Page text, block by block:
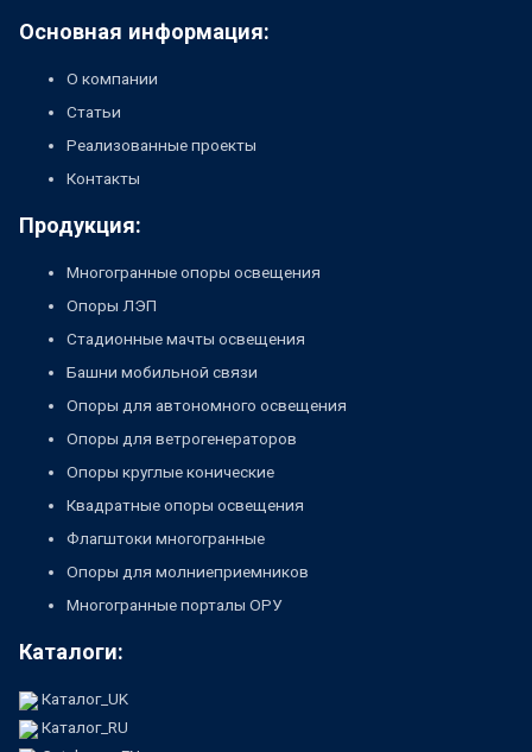
Основная информация:
О компании
Статьи
Реализованные проекты
Контакты
Продукция:
Многогранные опоры освещения
Опоры ЛЭП
Стадионные мачты освещения
Башни мобильной связи
Опоры для автономного освещения
Опоры для ветрогенераторов
Опоры круглые конические
Квадратные опоры освещения
Флагштоки многогранные
Опоры для молниеприемников
Многогранные порталы ОРУ
Каталоги:
Каталог_UK
Каталог_RU